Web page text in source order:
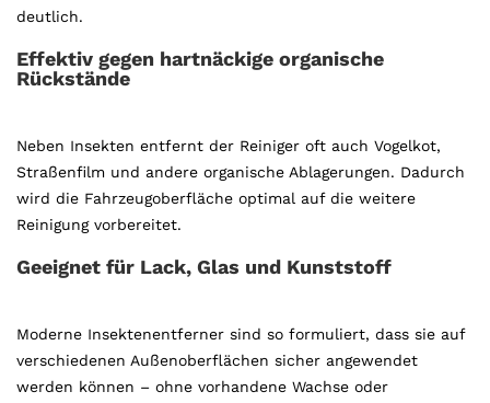
deutlich.
Effektiv gegen hartnäckige organische
Rückstände
Neben Insekten entfernt der Reiniger oft auch Vogelkot,
Straßenfilm und andere organische Ablagerungen. Dadurch
wird die Fahrzeugoberfläche optimal auf die weitere
Reinigung vorbereitet.
Geeignet für Lack, Glas und Kunststoff
Moderne Insektenentferner sind so formuliert, dass sie auf
verschiedenen Außenoberflächen sicher angewendet
werden können – ohne vorhandene Wachse oder